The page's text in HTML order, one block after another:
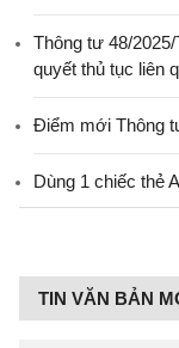
Thông tư 48/
quyết thủ tục liên
Điểm mới Thông
Dùng 1 chiếc thẻ
TIN VĂN BẢN